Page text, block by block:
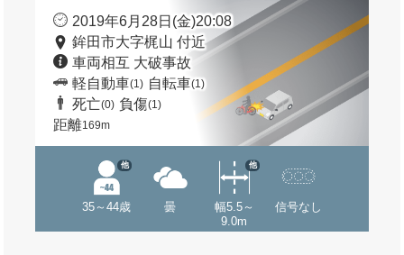
2019年6月28日(金)20:08
鉾田市大字梶山 付近
車両相互 大破事故
軽自動車(1) 自転車(1)
死亡(0) 負傷(1)
距離169m
35～44歳
他
曇
幅5.5～
9.0m
他
信号なし